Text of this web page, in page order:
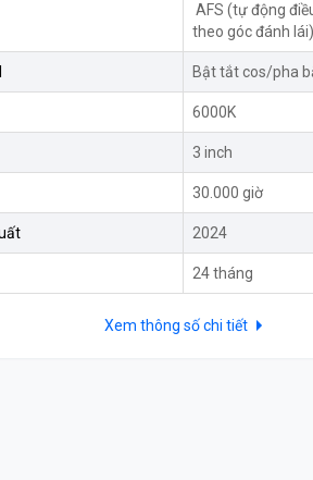
AFS (tự động
theo góc đánh lái)
Bật tắt cos/pha
6000K
3 inch
30.000 giờ
2024
24 tháng
Xem thông số chi tiết